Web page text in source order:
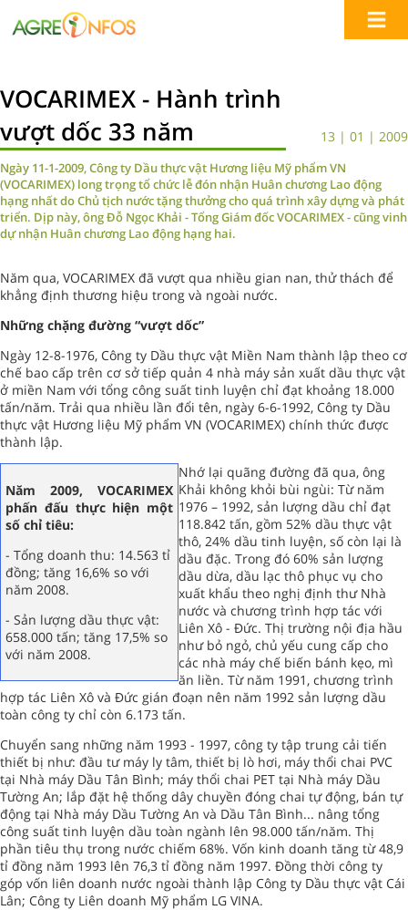
VOCARIMEX - Hành trình
vượt dốc 33 năm
13 | 01 | 2009
Ngày 11-1-2009, Công ty Dầu thực vật Hương liệu Mỹ phẩm VN
(VOCARIMEX) long trọng tổ chức lễ đón nhận Huân chương Lao động
hạng nhất do Chủ tịch nước tặng thưởng cho quá trình xây dựng và phát
triển. Dịp này, ông Đỗ Ngọc Khải - Tổng Giám đốc VOCARIMEX - cũng vinh
dự nhận Huân chương Lao động hạng hai.
Năm qua, VOCARIMEX đã vượt qua nhiều gian nan, thử thách để
khẳng định thương hiệu trong và ngoài nước.
Những chặng đường “vượt dốc”
Ngày 12-8-1976, Công ty Dầu thực vật Miền Nam thành lập theo cơ
chế bao cấp trên cơ sở tiếp quản 4 nhà máy sản xuất dầu thực vật
ở miền Nam với tổng công suất tinh luyện chỉ đạt khoảng 18.000
tấn/năm. Trải qua nhiều lần đổi tên, ngày 6-6-1992, Công ty Dầu
thực vật Hương liệu Mỹ phẩm VN (VOCARIMEX) chính thức được
thành lập.
Năm 2009, VOCARIMEX
phấn đấu thực hiện một
số chỉ tiêu:
- Tổng doanh thu: 14.563 tỉ
đồng; tăng 16,6% so với
năm 2008.
- Sản lượng dầu thực vật:
658.000 tấn; tăng 17,5% so
với năm 2008.
Nhớ lại quãng đường đã qua, ông
Khải không khỏi bùi ngùi: Từ năm
1976 – 1992, sản lượng dầu chỉ đạt
118.842 tấn, gồm 52% dầu thực vật
thô, 24% dầu tinh luyện, số còn lại là
dầu đặc. Trong đó 60% sản lượng
dầu dừa, dầu lạc thô phục vụ cho
xuất khẩu theo nghị định thư Nhà
nước và chương trình hợp tác với
Liên Xô - Đức. Thị trường nội địa hầu
như bỏ ngỏ, chủ yếu cung cấp cho
các nhà máy chế biến bánh kẹo, mì
ăn liền. Từ năm 1991, chương trình
hợp tác Liên Xô và Đức gián đoạn nên năm 1992 sản lượng dầu
toàn công ty chỉ còn 6.173 tấn.
Chuyển sang những năm 1993 - 1997, công ty tập trung cải tiến
thiết bị như: đầu tư máy ly tâm, thiết bị lò hơi, máy thổi chai PVC
tại Nhà máy Dầu Tân Bình; máy thổi chai PET tại Nhà máy Dầu
Tường An; lắp đặt hệ thống dây chuyền đóng chai tự động, bán tự
động tại Nhà máy Dầu Tường An và Dầu Tân Bình... nâng tổng
công suất tinh luyện dầu toàn ngành lên 98.000 tấn/năm. Thị
phần tiêu thụ trong nước chiếm 68%. Vốn kinh doanh tăng từ 48,9
tỉ đồng năm 1993 lên 76,3 tỉ đồng năm 1997. Đồng thời công ty
góp vốn liên doanh nước ngoài thành lập Công ty Dầu thực vật Cái
Lân; Công ty Liên doanh Mỹ phẩm LG VINA.